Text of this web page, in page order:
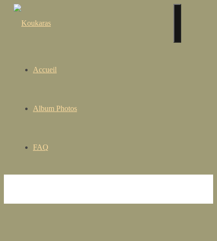
Accueil
Album Photos
FAQ